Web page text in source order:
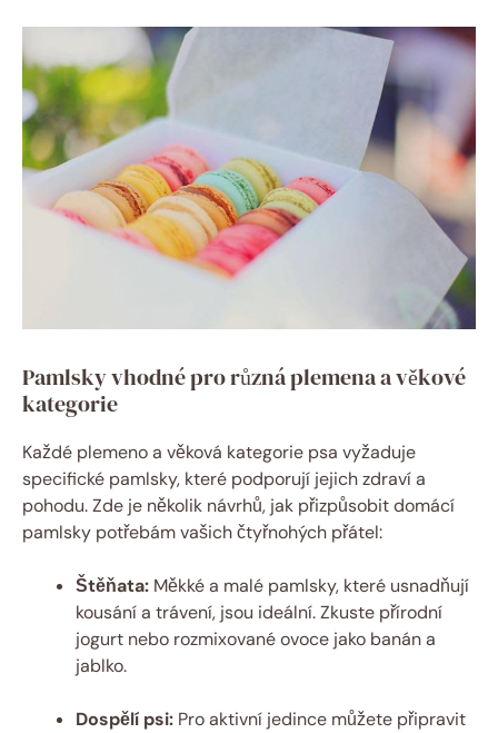
Pamlsky vhodné pro různá plemena a věkové
kategorie
Každé plemeno a věková kategorie psa vyžaduje
specifické pamlsky, které podporují jejich zdraví a
pohodu. Zde je několik návrhů, jak přizpůsobit domácí
pamlsky potřebám vašich čtyřnohých přátel:
Štěňata: Měkké a malé pamlsky, které usnadňují
kousání a trávení, jsou ideální. Zkuste přírodní
jogurt nebo rozmixované ovoce jako banán a
jablko.
Dospělí psi: Pro aktivní jedince můžete připravit